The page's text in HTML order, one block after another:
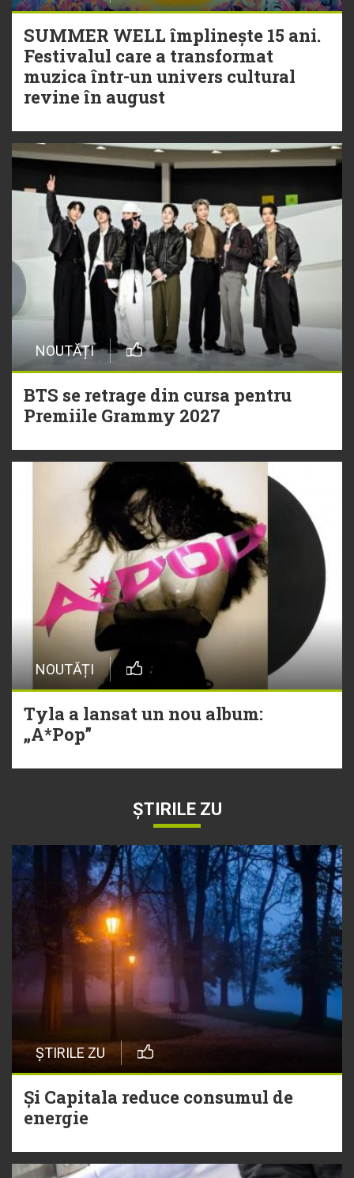
SUMMER WELL împlinește 15 ani.
Festivalul care a transformat
muzica într-un univers cultural
revine în august
NOUTĂȚI
BTS se retrage din cursa pentru
Premiile Grammy 2027
NOUTĂȚI
Tyla a lansat un nou album:
„A*Pop”
ȘTIRILE ZU
ȘTIRILE ZU
Și Capitala reduce consumul de
energie